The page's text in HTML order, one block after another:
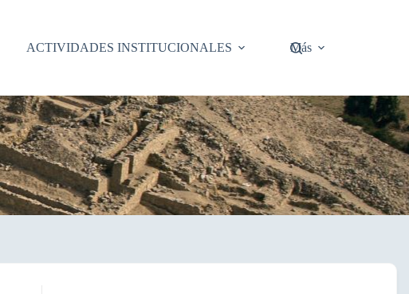
ACTIVIDADES INSTITUCIONALES Más